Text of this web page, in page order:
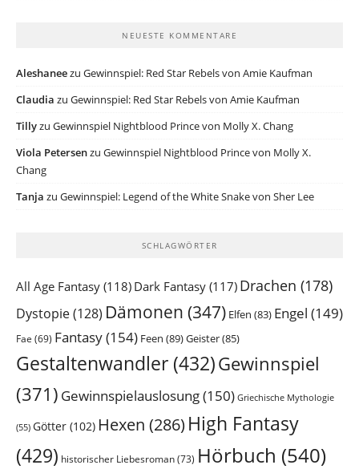
NEUESTE KOMMENTARE
Aleshaneezu Gewinnspiel: Red Star Rebels von Amie Kaufman
Claudia zu Gewinnspiel: Red Star Rebels von Amie Kaufman
Tillyzu Gewinnspiel Nightblood Prince von Molly X. Chang
Viola Petersenzu Gewinnspiel Nightblood Prince von Molly X.
Chang
Tanja zu Gewinnspiel: Legend of the White Snake von Sher Lee
SCHLAGWÖRTER
All Age Fantasy (118) Dark Fantasy (117) Drachen (178)
Dystopie(128) Dämonen (347) Elfen (83) Engel (149)
Fae (69) Fantasy(154) Feen (89)Geister(85)
Gestaltenwandler (432)Gewinnspiel
(371) Gewinnspielauslosung(150) Griechische Mythologie
(55) Götter (102) Hexen (286) High Fantasy
(429) historischer Liebesroman(73) Hörbuch (540)